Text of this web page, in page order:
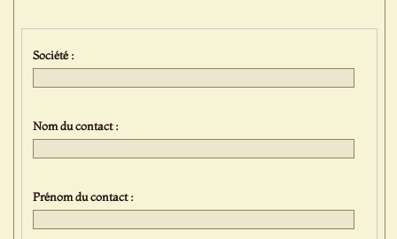
Société :
Nom du contact :
Prénom du contact :